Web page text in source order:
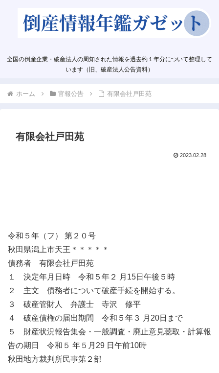
全国の倒産企業・破産法人の周知された情報を過去約１年分について整理して
います（旧、破産法人公告資料）
ホーム 官報公告 有限会社戸田苑
有限会社戸田苑
2023.02.28
令和５年（フ） 第２０号
秋田県潟上市天王＊＊＊＊＊
債務者 有限会社戸田苑
１ 決定年月日時 令和５年２ 月15日午後５時
２ 主文 債務者について破産手続を開始する。
３ 破産管財人 弁護士 寺沢 修平
４ 破産債権の届出期間 令和５年３ 月20日まで
５ 財産状況報告集会・一般調査・廃止意見聴取・計算報
告の期日 令和５ 年５月29 日午前10時
秋田地方裁判所民事第２部